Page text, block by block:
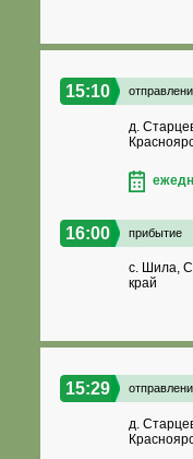
15:10
д.
16:00 прибытие
с. Шила,
край
15:29
д.